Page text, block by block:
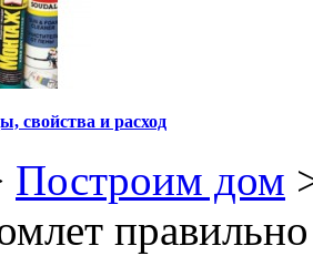
свойства и расход
Построим дом